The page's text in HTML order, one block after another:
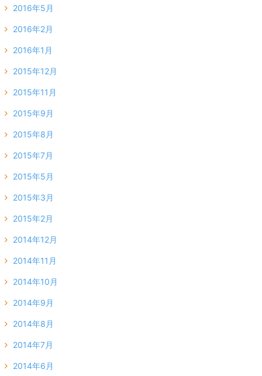
2016年5月
2016年2月
2016年1月
2015年12月
2015年11月
2015年9月
2015年8月
2015年7月
2015年5月
2015年3月
2015年2月
2014年12月
2014年11月
2014年10月
2014年9月
2014年8月
2014年7月
2014年6月